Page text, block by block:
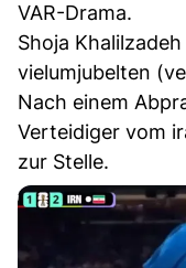
VAR-Drama.
Shoja
vielumjubelten
Nach einem
Verteidiger vom
zur Stelle.